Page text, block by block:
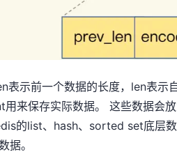
表示前一个数据的长度，len表示
来保存实际数据。 这些数据会
的list、hash、sorted set底层
据。